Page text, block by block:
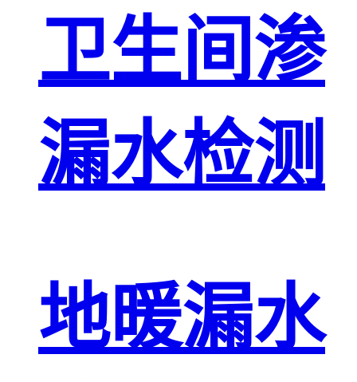
卫生间渗
漏水检测
地暖漏水